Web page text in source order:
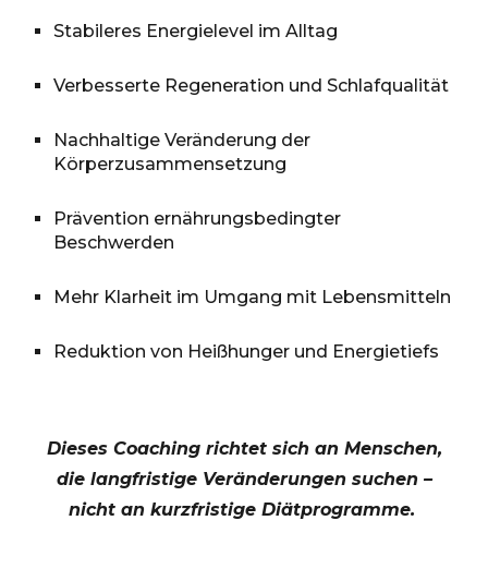
Stabileres Energielevel im Alltag
Verbesserte Regeneration und Schlafqualität
Nachhaltige Veränderung der
Körperzusammensetzung
Prävention ernährungsbedingter
Beschwerden
Mehr Klarheit im Umgang mit Lebensmitteln
Reduktion von Heißhunger und Energietiefs
Dieses Coaching richtet sich an Menschen,
die langfristige Veränderungen suchen –
nicht an kurzfristige Diätprogramme.